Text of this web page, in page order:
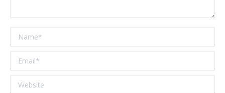
Name *
Email *
Website